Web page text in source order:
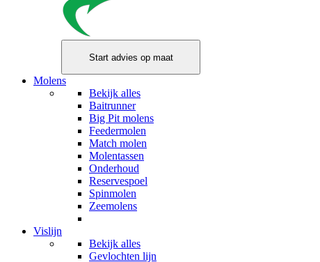
Molens
Bekijk alles
Baitrunner
Big Pit molens
Feedermolen
Match molen
Molentassen
Onderhoud
Reservespoel
Spinmolen
Zeemolens
Vislijn
Bekijk alles
Gevlochten lijn